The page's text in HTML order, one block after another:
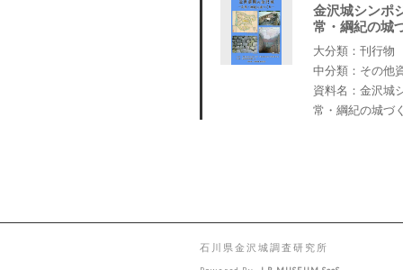
金沢城シンポ
常・綱紀の城
大分類：刊行物
中分類：その他
資料名：金沢城
常・綱紀の城づ
石川県金沢城調査研究所